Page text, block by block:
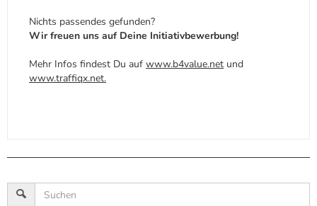
Nichts passendes gefunden?
Wir freuen uns auf Deine Initiativbewerbung!
Mehr Infos findest Du auf www.b4value.net und
www.traffiqx.net.